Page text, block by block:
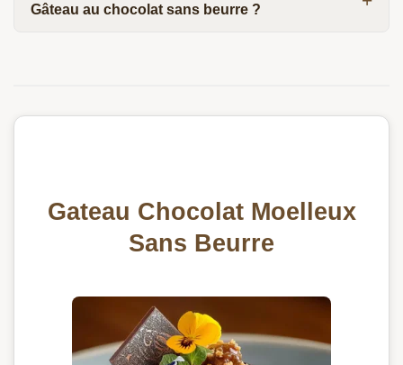
Gâteau au chocolat sans beurre ?
Gateau Chocolat Moelleux
Sans Beurre